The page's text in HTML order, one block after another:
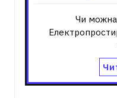
Чи можна